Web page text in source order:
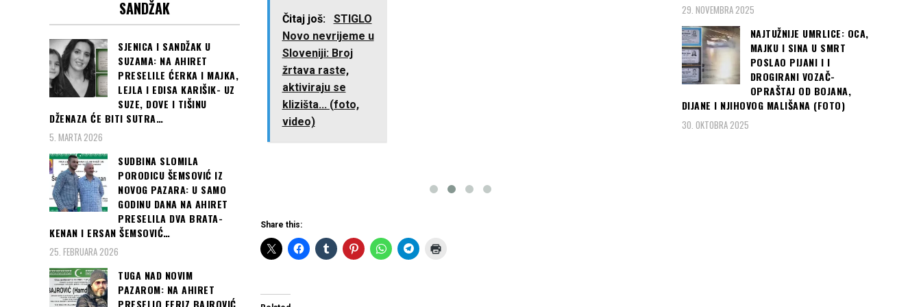
Čitaj još:
STIGLO
Novo nevrijeme u
Sloveniji: Broj
žrtava raste,
aktiviraju se
klizišta... (foto,
video)
Novo nevrijeme u
Sloveniji: Broj
žrtava raste,
aktiviraju se
klizišta... (foto,
Share this:
SANDŽAK
SJENICA I SANDŽAK U
SUZAMA: NA AHIRET
PRESELILE ĆERKA I MAJKA,
LEJLA I EDISA KARIŠIK- UZ
SUZE, DOVE I TIŠINU
DŽENAZA ĆE BITI SUTRA…
5. MARTA 2026
SUDBINA SLOMILA
PORODICU ŠEMSOVIĆ IZ
NOVOG PAZARA: U SAMO
GODINU DANA NA AHIRET
PRESELILA DVA BRATA-
KENAN I ERSAN ŠEMSOVIĆ…
25. FEBRUARA 2026
TUGA NAD NOVIM
PAZAROM: NA AHIRET
29. NOVEMBRA 2025
NAJTUŽNIJE UMRLICE: OCA,
MAJKU I SINA U SMRT
POSLAO PIJANI I I
DROGIRANI VOZAČ-
OPRAŠTAJ OD BOJANA,
DIJANE I NJIHOVOG MALIŠANA (FOTO)
30. OKTOBRA 2025